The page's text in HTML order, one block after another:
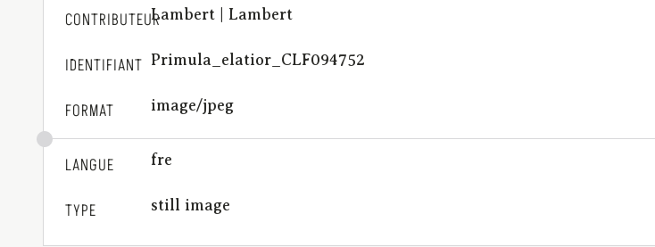
CONTRIBUTEURLambert | Lambert
IDENTIFIANT Primula_elatior_CLF094752
FORMAT image/jpeg
LANGUE fre
TYPE still image